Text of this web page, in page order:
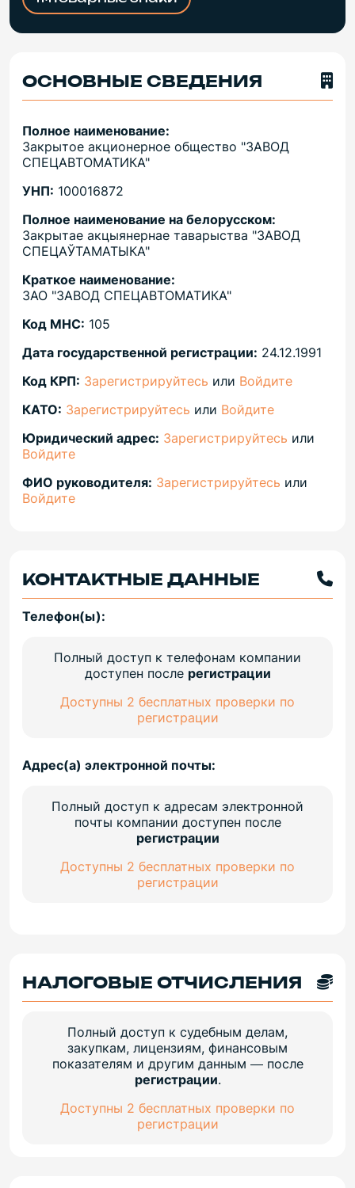
ОСНОВНЫЕ СВЕДЕНИЯ
Полное наименование:
Закрытое акционерное общество "ЗАВОД
СПЕЦАВТОМАТИКА"
УНП: 100016872
Полное наименование на белорусском:
Закрытае акцыянернае таварыства "ЗАВОД
СПЕЦАЎТАМАТЫКА"
Краткое наименование:
ЗАО "ЗАВОД СПЕЦАВТОМАТИКА"
Код МНС: 105
Дата государственной регистрации: 24.12.1991
Код КРП: Зарегистрируйтесь или Войдите
КАТО: Зарегистрируйтесь или Войдите
Юридический адрес: Зарегистрируйтесь или
Войдите
ФИО руководителя: Зарегистрируйтесь или
Войдите
КОНТАКТНЫЕ ДАННЫЕ
Телефон(ы):
Полный доступ к телефонам компании
доступен после регистрации
Доступны 2 бесплатных проверки по
регистрации
Адрес(а) электронной почты:
Полный доступ к адресам электронной
почты компании доступен после
регистрации
Доступны 2 бесплатных проверки по
регистрации
НАЛОГОВЫЕ ОТЧИСЛЕНИЯ
Полный доступ к судебным делам,
закупкам, лицензиям, финансовым
показателям и другим данным — после
регистрации.
Доступны 2 бесплатных проверки по
регистрации